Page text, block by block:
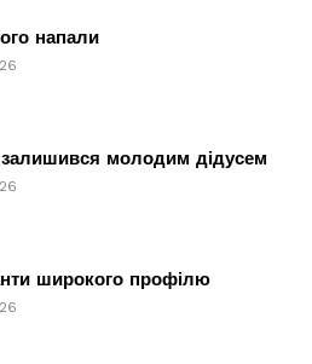
напали
залишився молодим дідусем
широкого профілю